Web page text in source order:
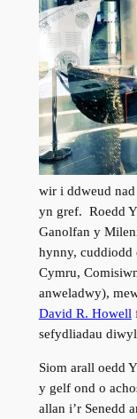
wir i ddweud
yn gref. Roedd
Ganolfan y
hynny, cuddiodd
Cymru,
anweladwy),
David R. Howell
sefydliadau
Siom arall oedd
y gelf ond o
allan i’r Senedd